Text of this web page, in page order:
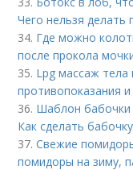
Чего нельзя делать
34. Где можно
после прокола
35. Lpg массаж
противопоказания
36. Шаблон бабочки
Как сделать
37.Свежие
помидоры на зиму,